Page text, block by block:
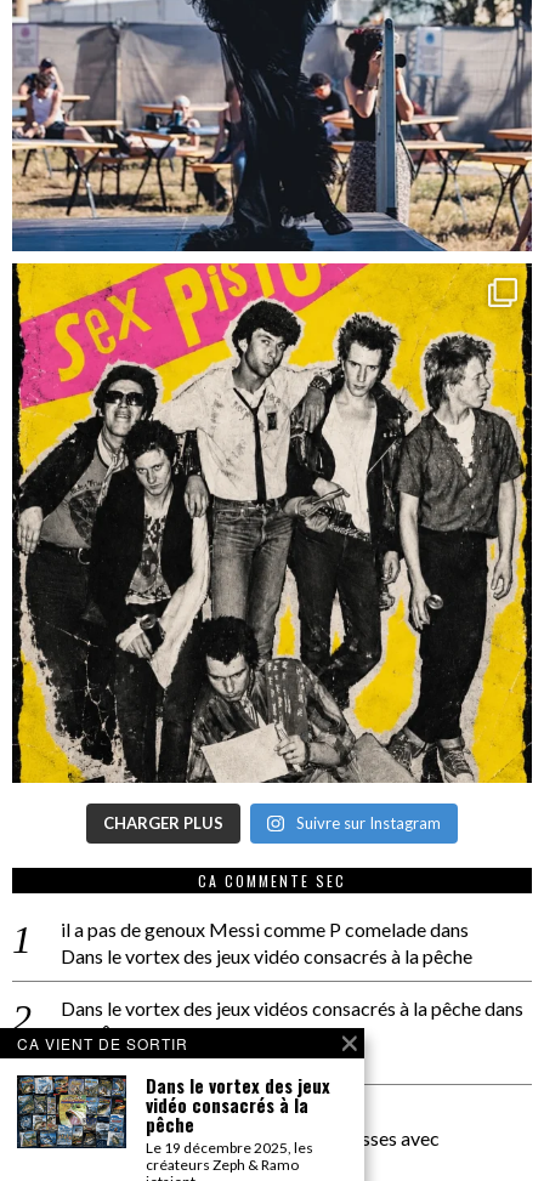
CHARGER PLUS Suivre sur Instagram
CA COMMENTE SEC
il a pas de genoux Messi comme P comeladedans
Dans le vortex des jeux vidéo consacrés à la pêche
Dans le vortex des jeux vidéos consacrés à la pêchedans
PACÔME THIELLEMENT
La séance d’Hip Gnose
La Patrie
dans
On a parlé Dolce Vita et lutte des classes avec
Bernardino Femminielli
CA VIENT DE SORTIR
Dans le vortex des jeux
vidéo consacrés à la
pêche
Le 19 décembre 2025, les
créateurs Zeph & Ramo